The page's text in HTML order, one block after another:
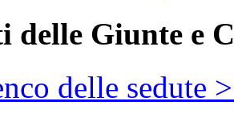
delle Giunte e
delle sedute